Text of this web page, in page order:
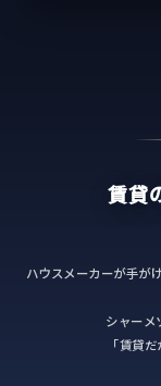
賃貸
ハウスメーカーが手が
シャーメ
「賃貸